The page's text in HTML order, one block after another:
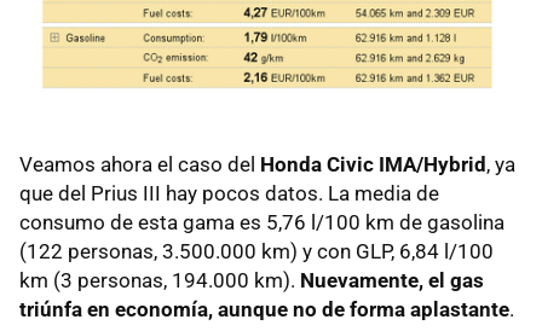
Veamos ahora el caso del Honda Civic IMA/Hybrid , ya
que del Prius III hay pocos datos. La media de
consumo de esta gama es 5,76 l/100 km de gasolina
(122 personas, 3.500.000 km) y con GLP, 6,84 l/100
km (3 personas, 194.000 km). Nuevamente, el gas
triúnfa en economía, aunque no de forma aplastante.